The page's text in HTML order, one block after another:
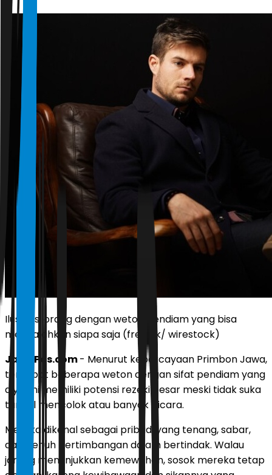
Ilustrasi orang dengan weton pendiam yang bisa
mengalahkan siapa saja (freepik/ wirestock)
JawaPos.com- Menurut kepercayaan Primbon Jawa,
terdapat beberapa weton dengan sifat pendiam yang
diyakini memiliki potensi rezeki besar meski tidak suka
tampil mencolok atau banyak bicara.
Mereka dikenal sebagai pribadi yang tenang, sabar,
dan penuh pertimbangan dalam bertindak. Walau
jarang menunjukkan kemewahan, sosok mereka tetap